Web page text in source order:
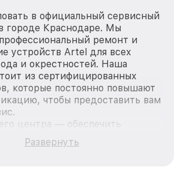
в официальный сервисный
городе Краснодаре. Мы
ремонт и
устройств Artel для всех
и окрестностей. Наша
из сертифицированных
которые постоянно повышают
чтобы предоставить вам
центра — обеспечить
и доступный ремонт для
продукции Artel, вне
Развернуть